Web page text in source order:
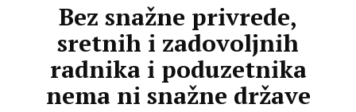
Bez snažne privrede,
sretnih i zadovoljnih
radnika i poduzetnika
nema ni snažne države